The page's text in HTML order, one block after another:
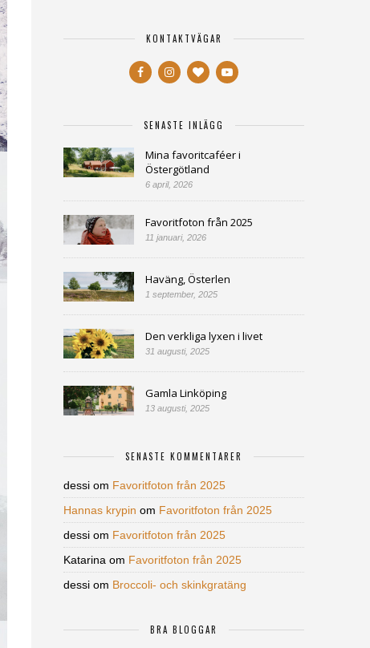
KONTAKTVÄGAR
SENASTE INLÄGG
Mina favoritcaféer i
Östergötland
6 april, 2026
Favoritfoton från 2025
11 januari, 2026
Haväng, Österlen
1 september, 2025
Den verkliga lyxen i livet
31 augusti, 2025
Gamla Linköping
13 augusti, 2025
SENASTE KOMMENTARER
dessi om Favoritfoton från 2025
Hannas krypin om Favoritfoton från 2025
dessi om Favoritfoton från 2025
Katarina om Favoritfoton från 2025
dessi om Broccoli- och skinkgratäng
BRA BLOGGAR